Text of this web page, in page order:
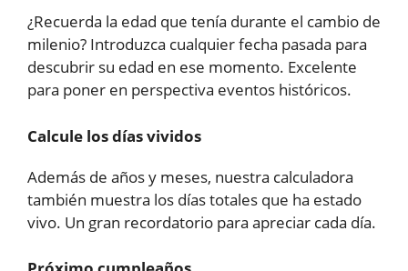
¿Recuerda la edad que tenía durante el cambio de
milenio? Introduzca cualquier fecha pasada para
descubrir su edad en ese momento. Excelente
para poner en perspectiva eventos históricos.
Calcule los días vividos
Además de años y meses, nuestra calculadora
también muestra los días totales que ha estado
vivo. Un gran recordatorio para apreciar cada día.